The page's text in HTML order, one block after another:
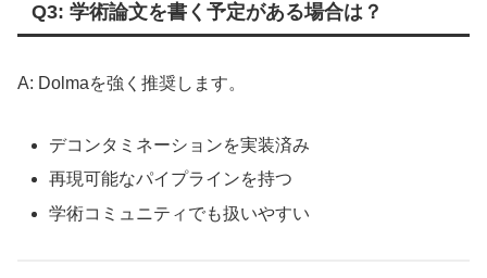
Q3: 学術論文を書く予定がある場合は？
A: Dolmaを強く推奨します。
デコンタミネーションを実装済み
再現可能なパイプラインを持つ
学術コミュニティでも扱いやすい